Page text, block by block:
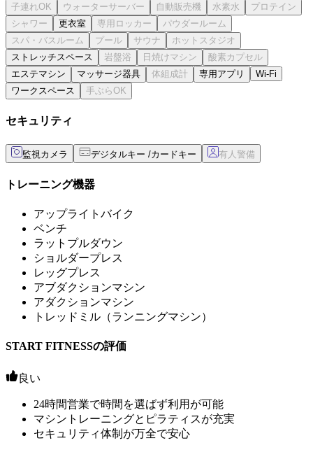
更衣室
ストレッチスペース
エステマシン
マッサージ器具 専用アプリ
Wi-Fi
ワークスペース
セキュリティ
監視カメラ デジタルキー /カードキー
トレーニング機器
アップライトバイク
ベンチ
ラットプルダウン
ショルダープレス
レッグプレス
アブダクションマシン
アダクションマシン
トレッドミル（ランニングマシン）
START FITNESSの評価
良い
24時間営業で時間を選ばず利用が可能
マシントレーニングとピラティスが充実
セキュリティ体制が万全で安心